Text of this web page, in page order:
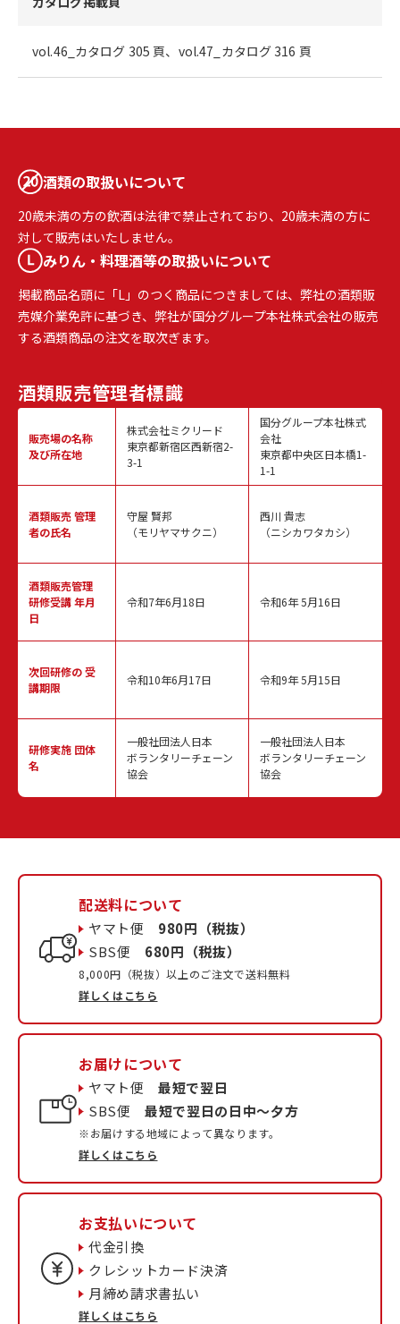
vol.46_カタログ 305 頁、vol.47_カタログ 316 頁
酒類の取扱いについて
20歳未満の方の飲酒は法律で禁止されており、20歳未満の方に
対して販売はいたしません。
みりん・料理酒等の取扱いについて
掲載商品名頭に「L」のつく商品につきましては、弊社の酒類販
売媒介業免許に基づき、弊社が国分グループ本社株式会社の販売
する酒類商品の注文を取次ぎます。
酒類販売管理者標識
販売場の名称
及び所在地
酒類販売管理
者の氏名
酒類販売管理
研修受講 年月
日
次回研修の受
講期限
研修実施 団体
名
株式会社ミクリード
東京都新宿区西新宿2-
3-1
守屋 賢邦
（モリヤマサクニ）
令和7年6月18日
令和10年6月17日
一般社団法人日本
ボランタリーチェーン
協会
国分グループ本社株式
会社
東京都中央区日本橋1-
1-1
西川 貴志
（ニシカワタカシ）
令和6年 5月16日
令和9年 5月15日
一般社団法人日本
ボランタリーチェーン
協会
配送料について
ヤマト便 980円（税抜）
SBS便 680円（税抜）
8,000円（税抜）以上のご注文で送料無料
詳しくはこちら
お届けについて
ヤマト便最短で翌日
SBS便最短で翌日の日中〜夕方
※お届けする地域によって異なります。
詳しくはこちら
お支払いについて
代金引換
クレシットカード決済
月締め請求書払い
詳しくはこちら